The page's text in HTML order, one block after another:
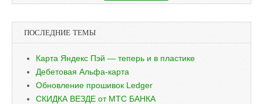
ПОСЛЕДНИЕ ТЕМЫ
Карта Яндекс Пэй — теперь и в пластике
Дебетовая Альфа-карта
Обновление прошивок Ledger
СКИДКА ВЕЗДЕ от МТС БАНКА